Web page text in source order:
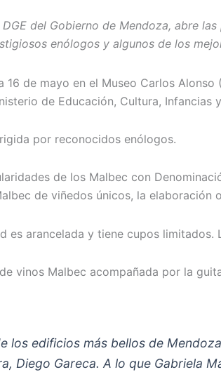
del Gobierno de Mendoza, abre
enólogos y algunos de los
16 de mayo en el Museo Carlos
de Educación, Cultura, Infancias
por reconocidos enólogos.
de los Malbec con
de viñedos únicos, la
arancelada y tiene cupos
vinos Malbec acompañada por la
los edificios más bellos de
Diego Gareca. A lo que Gabriela